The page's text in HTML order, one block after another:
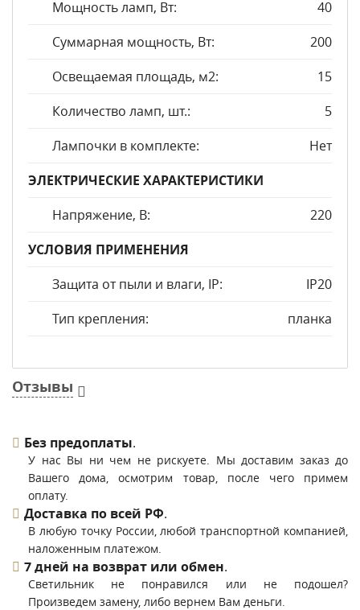
Мощность ламп, Вт:
40
Суммарная мощность, Вт:
200
Освещаемая площадь, м2:
15
Количество ламп, шт.:
5
Лампочки в комплекте:
Нет
ЭЛЕКТРИЧЕСКИЕ ХАРАКТЕРИСТИКИ
Напряжение, В:
220
УСЛОВИЯ ПРИМЕНЕНИЯ
Защита от пыли и влаги, IP:
IP20
Тип крепления:
планка
Отзывы
Без предоплаты.
У нас Вы ни чем не рискуете. Мы доставим заказ до
Вашего дома, осмотрим товар, после чего примем
оплату.
Доставка по всей РФ.
В любую точку России, любой транспортной компанией,
наложенным платежом.
7 дней на возврат или обмен.
Светильник не понравился или не подошел?
Произведем замену, либо вернем Вам деньги.